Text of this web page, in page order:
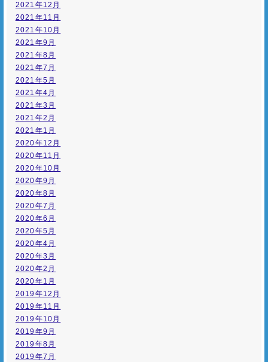
2021年12月
2021年11月
2021年10月
2021年9月
2021年8月
2021年7月
2021年5月
2021年4月
2021年3月
2021年2月
2021年1月
2020年12月
2020年11月
2020年10月
2020年9月
2020年8月
2020年7月
2020年6月
2020年5月
2020年4月
2020年3月
2020年2月
2020年1月
2019年12月
2019年11月
2019年10月
2019年9月
2019年8月
2019年7月